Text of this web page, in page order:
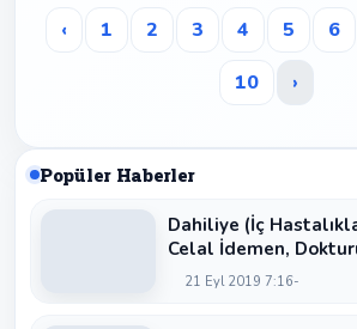
‹ 1 2 3 4 5 6
10
›
Popüler Haberler
Dahiliye (İç
Celal İdemen,
Teşekkür
21 Eyl 2019 7:16